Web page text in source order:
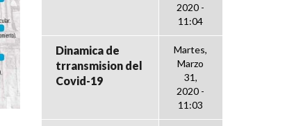
2020 -
11:04
Dinamica de
trransmision del
Covid-19
Martes,
Marzo
31,
2020 -
11:03